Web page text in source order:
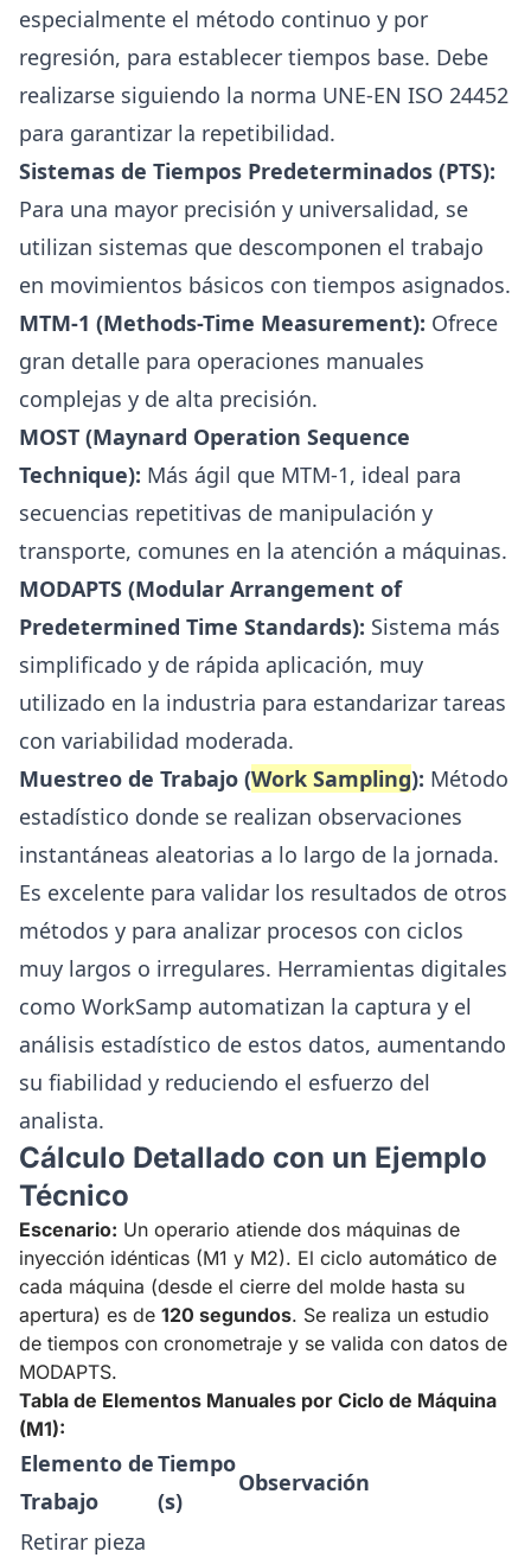
especialmente el método continuo y por
regresión, para establecer tiempos base. Debe
realizarse siguiendo la norma UNE-EN ISO 24452
para garantizar la repetibilidad.
Sistemas de Tiempos Predeterminados (PTS):
Para una mayor precisión y universalidad, se
utilizan sistemas que descomponen el trabajo
en movimientos básicos con tiempos asignados.
MTM-1 (Methods-Time Measurement): Ofrece
gran detalle para operaciones manuales
complejas y de alta precisión.
MOST (Maynard Operation Sequence
Technique): Más ágil que MTM-1, ideal para
secuencias repetitivas de manipulación y
transporte, comunes en la atención a máquinas.
MODAPTS (Modular Arrangement of
Predetermined Time Standards): Sistema más
simplificado y de rápida aplicación, muy
utilizado en la industria para estandarizar tareas
con variabilidad moderada.
Muestreo de Trabajo (Work Sampling): Método
estadístico donde se realizan observaciones
instantáneas aleatorias a lo largo de la jornada.
Es excelente para validar los resultados de otros
métodos y para analizar procesos con ciclos
muy largos o irregulares. Herramientas digitales
como WorkSamp automatizan la captura y el
análisis estadístico de estos datos, aumentando
su fiabilidad y reduciendo el esfuerzo del
analista.
Cálculo Detallado con un Ejemplo
Técnico
Escenario: Un operario atiende dos máquinas de
inyección idénticas (M1 y M2). El ciclo automático de
cada máquina (desde el cierre del molde hasta su
apertura) es de 120 segundos. Se realiza un estudio
de tiempos con cronometraje y se valida con datos de
MODAPTS.
Tabla de Elementos Manuales por Ciclo de Máquina
(M1):
Elemento de
Trabajo
Tiempo
(s)
Observación
Retirar pieza